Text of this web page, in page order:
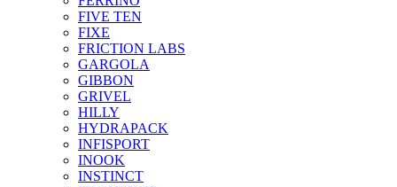
FIVE TEN
FIXE
FRICTION LABS
GARGOLA
GIBBON
GRIVEL
HILLY
HYDRAPACK
INFISPORT
INOOK
INSTINCT